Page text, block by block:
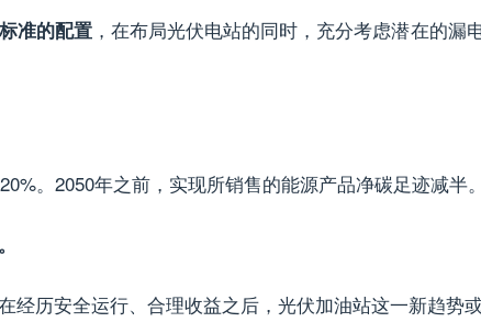
准的配置 ，在布局光伏电站的同时，充分考虑潜在的
。2050年之前，实现所销售的能源产品净碳足迹减半。
经历安全运行、合理收益之后，光伏加油站这一新趋势